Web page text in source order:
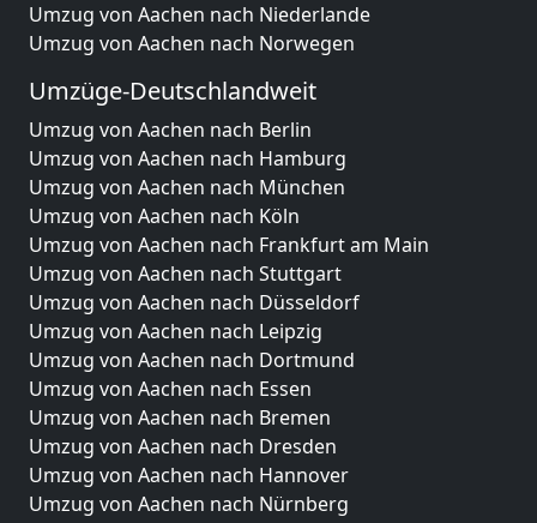
Umzug von Aachen nach Niederlande
Umzug von Aachen nach Norwegen
Umzüge-Deutschlandweit
Umzug von Aachen nach Berlin
Umzug von Aachen nach Hamburg
Umzug von Aachen nach München
Umzug von Aachen nach Köln
Umzug von Aachen nach Frankfurt am Main
Umzug von Aachen nach Stuttgart
Umzug von Aachen nach Düsseldorf
Umzug von Aachen nach Leipzig
Umzug von Aachen nach Dortmund
Umzug von Aachen nach Essen
Umzug von Aachen nach Bremen
Umzug von Aachen nach Dresden
Umzug von Aachen nach Hannover
Umzug von Aachen nach Nürnberg